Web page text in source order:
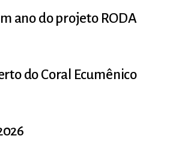
ano do projeto RODA
do Coral Ecumênico